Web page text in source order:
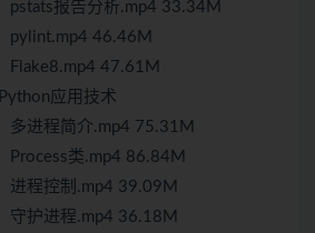
pstats报告分析.mp4 33.34M
pylint.mp4 46.46M
Flake8.mp4 47.61M
应用技术
多进程简介.mp4 75.31M
Process类.mp4 86.84M
进程控制.mp4 39.09M
守护进程.mp4 36.18M